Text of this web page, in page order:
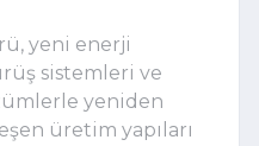
yeni enerji
sistemleri ve
yeniden
üretim yapıları